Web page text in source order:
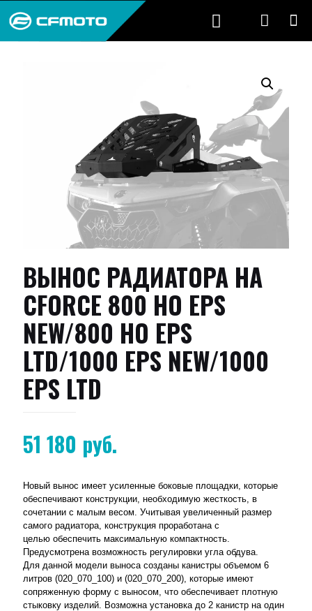
ВЫНОС РАДИАТОРА НА
CFORCE 800 HO EPS
NEW/800 HO EPS
LTD/1000 EPS NEW/1000
EPS LTD
51 180 руб.
Новый вынос имеет усиленные боковые площадки, которые
обеспечивают конструкции, необходимую жесткость, в
сочетании с малым весом. Учитывая увеличенный размер
самого радиатора, конструкция проработана с
целью обеспечить максимальную компактность.
Предусмотрена возможность регулировки угла обдува.
Для данной модели выноса созданы канистры объемом 6
литров (020_070_100) и (020_070_200), которые имеют
сопряженную форму с выносом, что обеспечивает плотную
стыковку изделий. Возможна установка до 2 канистр на один